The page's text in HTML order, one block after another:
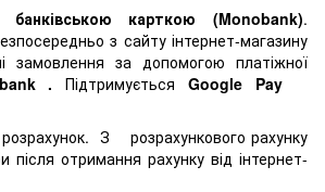
банківською карткою (Monobank).
з сайту інтернет-магазину
замовлення за допомогою платіжної
.Підтримується Google Pay
розрахунок. З розрахункового рахунку
після отримання рахунку від інтернет-